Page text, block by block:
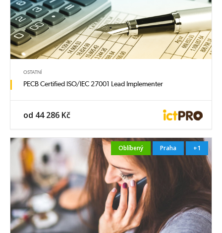
OSTATNÍ
PECB Certified ISO/IEC 27001 Lead Implementer
od 44 286 Kč
Oblíbený Praha +1